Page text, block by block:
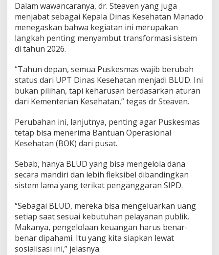
i
b
k
a
a
p
P
u
s
e
s
m
B
e
r
l
i
h
k
e
L
Dalam wawancaranya, dr. Steaven yang juga
menjabat sebagai Kepala Dinas Kesehatan Manado
menegaskan bahwa kegiatan ini merupakan
langkah penting menyambut transformasi sistem
di tahun 2026.
“Tahun depan, semua Puskesmas wajib berubah
status dari UPT Dinas Kesehatan menjadi BLUD. Ini
bukan pilihan, tapi keharusan berdasarkan aturan
dari Kementerian Kesehatan,” tegas dr Steaven.
Perubahan ini, lanjutnya, penting agar Puskesmas
tetap bisa menerima Bantuan Operasional
Kesehatan (BOK) dari pusat.
Sebab, hanya BLUD yang bisa mengelola dana
secara mandiri dan lebih fleksibel dibandingkan
sistem lama yang terikat penganggaran SIPD.
“Sebagai BLUD, mereka bisa mengeluarkan uang
setiap saat sesuai kebutuhan pelayanan publik.
Makanya, pengelolaan keuangan harus benar-
benar dipahami. Itu yang kita siapkan lewat
sosialisasi ini,” jelasnya.